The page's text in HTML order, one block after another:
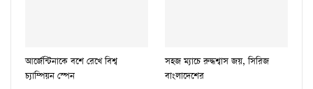
আর্জেন্টিনাকে বশে রেখে বিশ্ব
চ্যাম্পিয়ন স্পেন
সহজ ম্যাচে রুদ্ধশ্বাস জয়, সিরিজ
বাংলাদেশের